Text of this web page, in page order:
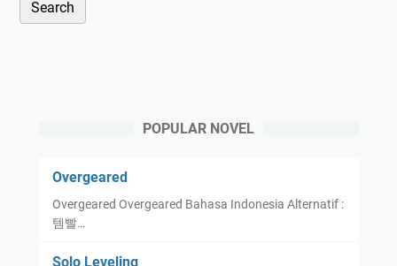
POPULAR NOVEL
Overgeared
Overgeared Overgeared Bahasa Indonesia Alternatif :
템빨…
Solo Leveling